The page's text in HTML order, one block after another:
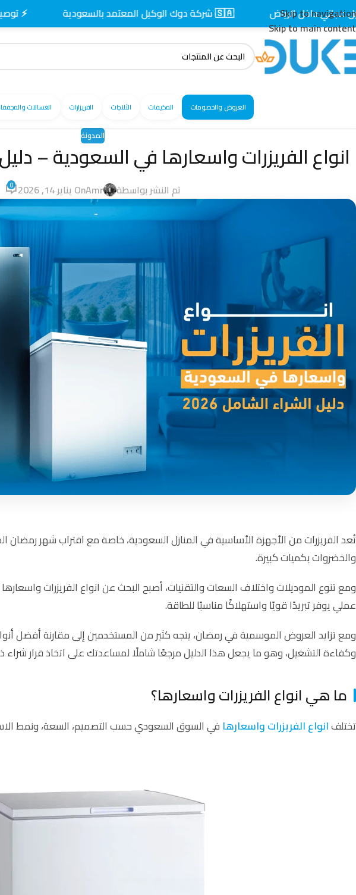
Skip to navigation
Skip to main content
العروض والخصومات المكيفات الثلاجات الفريزارات الغسالات
المدونة
انواع الفريزرات واسعارها في السعودية – دليل
تم النشر بواسطة AmrOn يناير 14, 2026 0
تُعد الفريزرات من الأجهزة الأساسية في المنازل السعودية، خاصة مع اقتراب شهر رمضان
والخضروات بكميات كبيرة.
ومع تنوع الموديلات واختلاف السعات والتقنيات، أصبح البحث عن انواع الفريزرات
عملي يوفر تبريدًا قويًا واستهلاكًا مناسبًا للطاقة.
ومع تزايد العروض الموسمية في رمضان، يتجه كثير من المستخدمين إلى مقارنة أفضل
وكفاءة التشغيل، وهو ما يجعل هذا الدليل مرجعًا شاملًا لمساعدتك على اتخاذ قرار
ما هي انواع الفريزرات واسعارها؟
تختلفانواع الفريزرات واسعارها في السوق السعودي حسب التصميم، السعة، ونمط
الرياض 🇸🇦 شركة دوك الوكيل المعتمد بالسعودية ⚡ توصيل سريع